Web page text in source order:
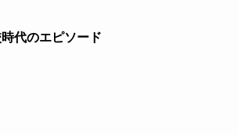
代のエピソード